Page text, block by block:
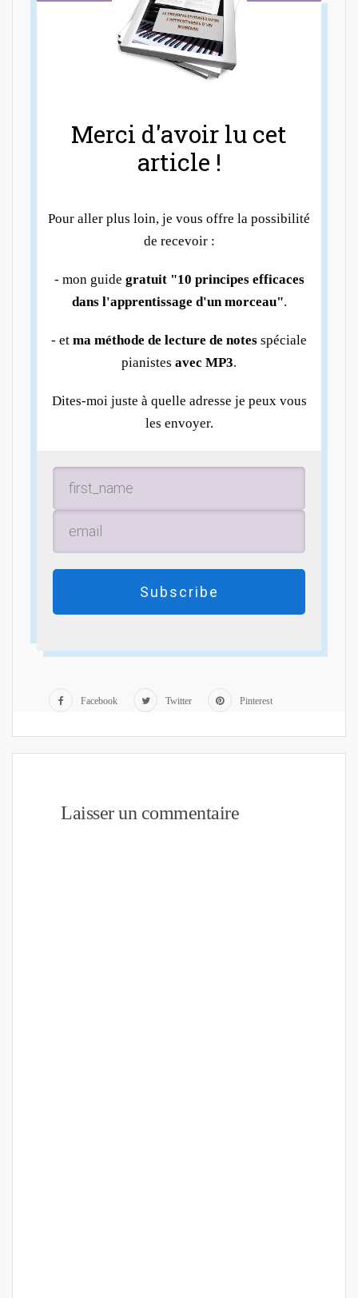
Merci d'avoir lu cet
article !
Pour aller plus loin, je vous offre la possibilité
de recevoir :
- mon guide gratuit "10 principes efficaces
dans l'apprentissage d'un morceau".
- et ma méthode de lecture de notes spéciale
pianistes avec MP3.
Dites-moi juste à quelle adresse je peux vous
les envoyer.
Subscribe
Facebook Twitter Pinterest
Laisser un commentaire